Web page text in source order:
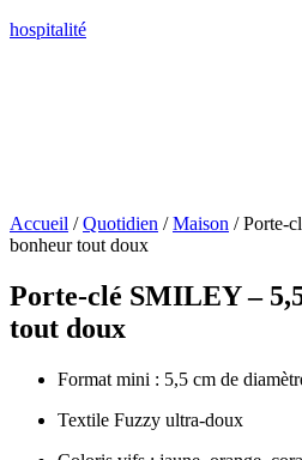
hospitalité
Accueil /Quotidien /Maison / Porte-
bonheur tout doux
Porte-clé SMILEY –
tout doux
Format mini : 5,5 cm de
Textile Fuzzy ultra-doux